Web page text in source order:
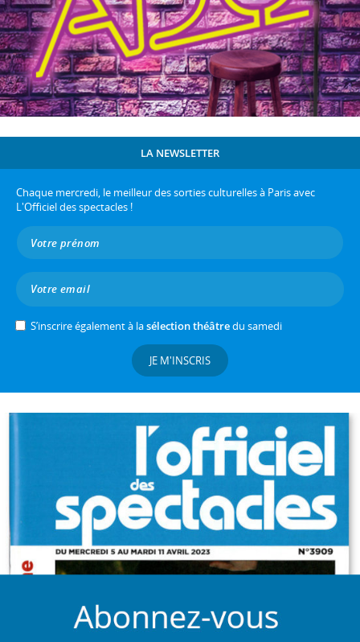
LA NEWSLETTER
Chaque mercredi, le meilleur des sorties culturelles à Paris avec
L'Officiel des spectacles !
S’inscrire également à lasélection théâtredu samedi
JE M'INSCRIS